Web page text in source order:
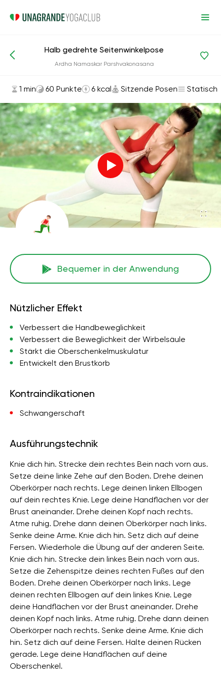
Asanas und Übungen Sitzende Posen
Halb gedrehte Seitenwinkelpose
Ardha Namaskar Parshvakonasana
1 min 60 Punkte 6 kcal Sitzende Posen Statisch
Bequemer in der Anwendung
Nützlicher Effekt
Verbessert die Handbeweglichkeit
Verbessert die Beweglichkeit der Wirbelsäule
Stärkt die Oberschenkelmuskulatur
Entwickelt den Brustkorb
Kontraindikationen
Schwangerschaft
Ausführungstechnik
Knie dich hin. Strecke dein rechtes Bein nach vorn aus.
Setze deine linke Zehe auf den Boden. Drehe deinen
Oberkörper nach rechts. Lege deinen linken Ellbogen
auf dein rechtes Knie. Lege deine Handflächen vor der
Brust aneinander. Drehe deinen Kopf nach rechts.
Atme ruhig. Drehe dann deinen Oberkörper nach links.
Senke deine Arme. Knie dich hin. Setz dich auf deine
Fersen. Wiederhole die Übung auf der anderen Seite.
Knie dich hin. Strecke dein linkes Bein nach vorn aus.
Setze die Zehenspitze deines rechten Fußes auf den
Boden. Drehe deinen Oberkörper nach links. Lege
deinen rechten Ellbogen auf dein linkes Knie. Lege
deine Handflächen vor der Brust aneinander. Drehe
deinen Kopf nach links. Atme ruhig. Drehe dann deinen
Oberkörper nach rechts. Senke deine Arme. Knie dich
hin. Setz dich auf deine Fersen. Halte deinen Rücken
gerade. Lege deine Handflächen auf deine
Oberschenkel.